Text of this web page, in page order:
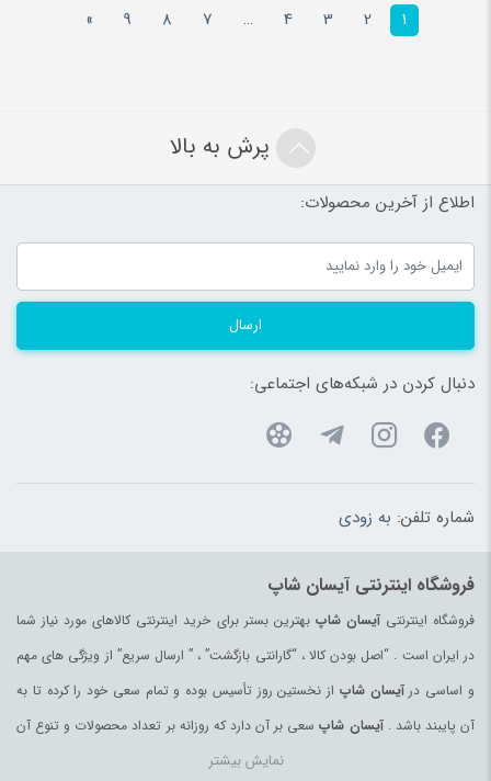
1
2
3
4
…
7
8
9
»
پرش به بالا
اطلاع از آخرین محصولات:
ارسال
دنبال کردن در شبکه‌های اجتماعی:
شماره تلفن: به زودی
فروشگاه اینترنتی آیسان شاپ
فروشگاه اینترنتیآیسان شاپبهترین بستر برای خرید اینترنتی کالاهای مورد نیاز شما
در ایران است . “اصل بودن کالا ، “گارانتی بازگشت” ، ” ارسال سریع” از ویژگی های مهم
و اساسی درآیسان شاپ از نخستین روز تأسیس بوده و تمام سعی خود را کرده تا به
آن پایبند باشد .آیسان شاپ سعی بر آن دارد که روزانه بر تعداد محصولات و تنوع آن
بیفزاید تا بتواند نیاز همه ی افراد با هر نوع سلیقه را در خرید محصولات اینترنتی مرتفع
نمایش بیشتر